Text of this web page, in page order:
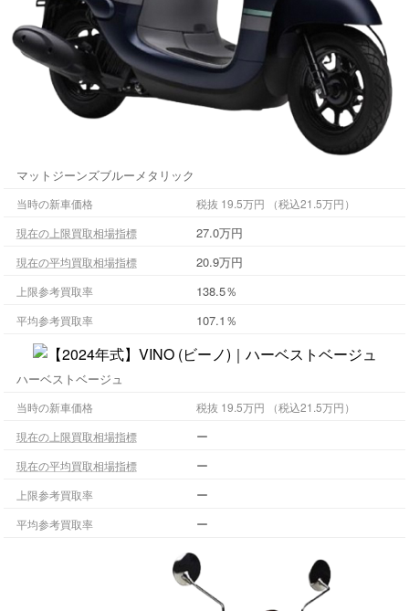
マットジーンズブルーメタリック
当時の新車価格
税抜 19.5万円 （税込21.5万円）
現在の上限買取相場指標
27.0万円
現在の平均買取相場指標 20.9万円
上限参考買取率 138.5％
平均参考買取率 107.1％
ハーベストベージュ
当時の新車価格
税抜 19.5万円 （税込21.5万円）
現在の上限買取相場指標
ー
現在の平均買取相場指標 ー
上限参考買取率 ー
平均参考買取率 ー